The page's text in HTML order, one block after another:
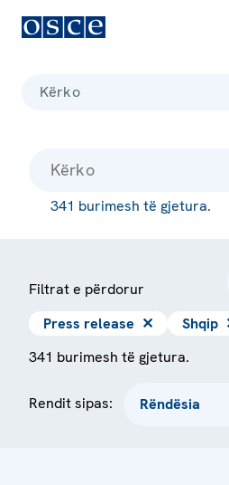
Kërko
341 burimesh të gjetura.
Filtrat e përdorur
Press release ✕ Shqip
341 burimesh të gjetura.
Rendit sipas: